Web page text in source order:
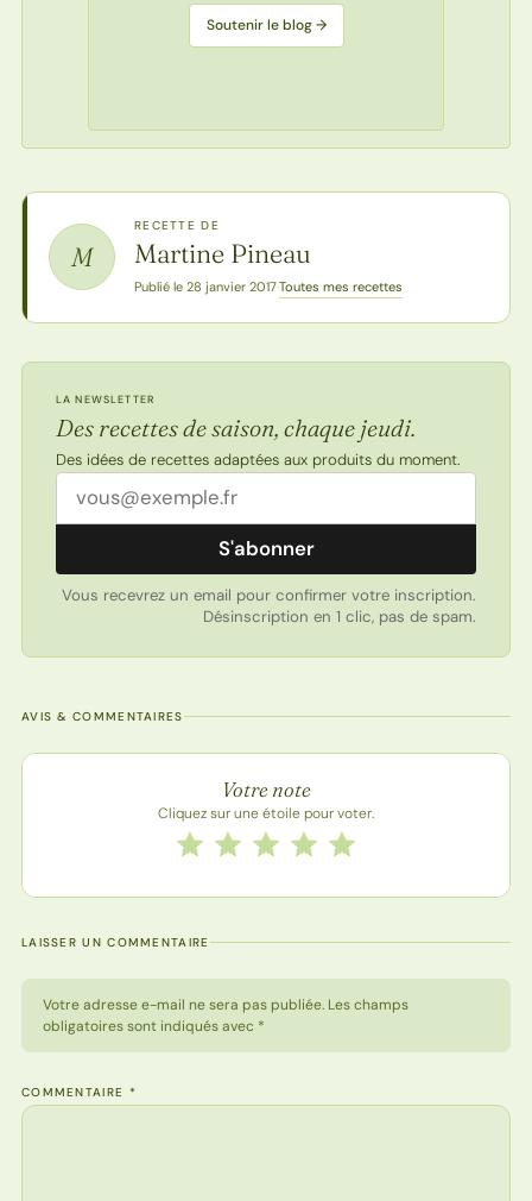
Soutenir le blog →
M
RECETTE DE
Martine Pineau
Publié le 28 janvier 2017·Toutes mes recettes
LA NEWSLETTER
Des recettes de saison, chaque jeudi.
Des idées de recettes adaptées aux produits du moment.
Adresse email
S'abonner
Vous recevrez un email pour confirmer votre inscription.
Désinscription en 1 clic, pas de spam.
AVIS & COMMENTAIRES
Note de la recette
Votre note
Cliquez sur une étoile pour voter.
Notez cette recette de 1 à 5 étoiles
5 étoiles
4 étoiles
3 étoiles
2 étoiles
1 étoile
LAISSER UN COMMENTAIRE
Votre adresse e-mail ne sera pas publiée. Les champs
obligatoires sont indiqués avec *
COMMENTAIRE *